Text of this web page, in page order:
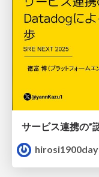
hirosi1900day